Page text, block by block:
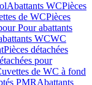
Abattants WCPièces
de WCPièces
Pour abattants
WCWC
Pièces détachées
pour
de WC à fond
PMRAbattants